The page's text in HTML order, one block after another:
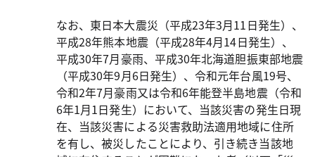
なお、東日本大震災（平成23年3月11日発生）、
平成28年熊本地震（平成28年4月14日発生）、
平成30年7月豪雨、平成30年北海道胆振東部地震
（平成30年9月6日発生）、令和元年台風19号、
令和2年7月豪雨又は令和6年能登半島地震（令和
6年1月1日発生）において、当該災害の発生日現
在、当該災害による災害救助法適用地域に住所
を有し、被災したことにより、引き続き当該地